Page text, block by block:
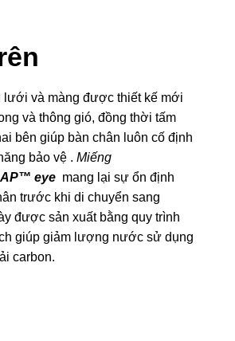
lưới và màng được thiết kế mới
và thông gió, đồng thời tấm
bên giúp bàn chân luôn cố định
bảo vệ . Miếng
eye mang lại sự ổn định
trước khi di chuyển sang
được sản xuất bằng quy trình
giúp giảm lượng nước sử dụng
carbon.